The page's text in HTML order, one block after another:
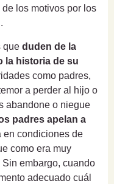
los motivos por los
que duden de la
la historia de su
como padres,
a perder al hijo o
abandone o niegue
padres apelan a
en condiciones de
como era muy
embargo, cuando
adecuado cuál